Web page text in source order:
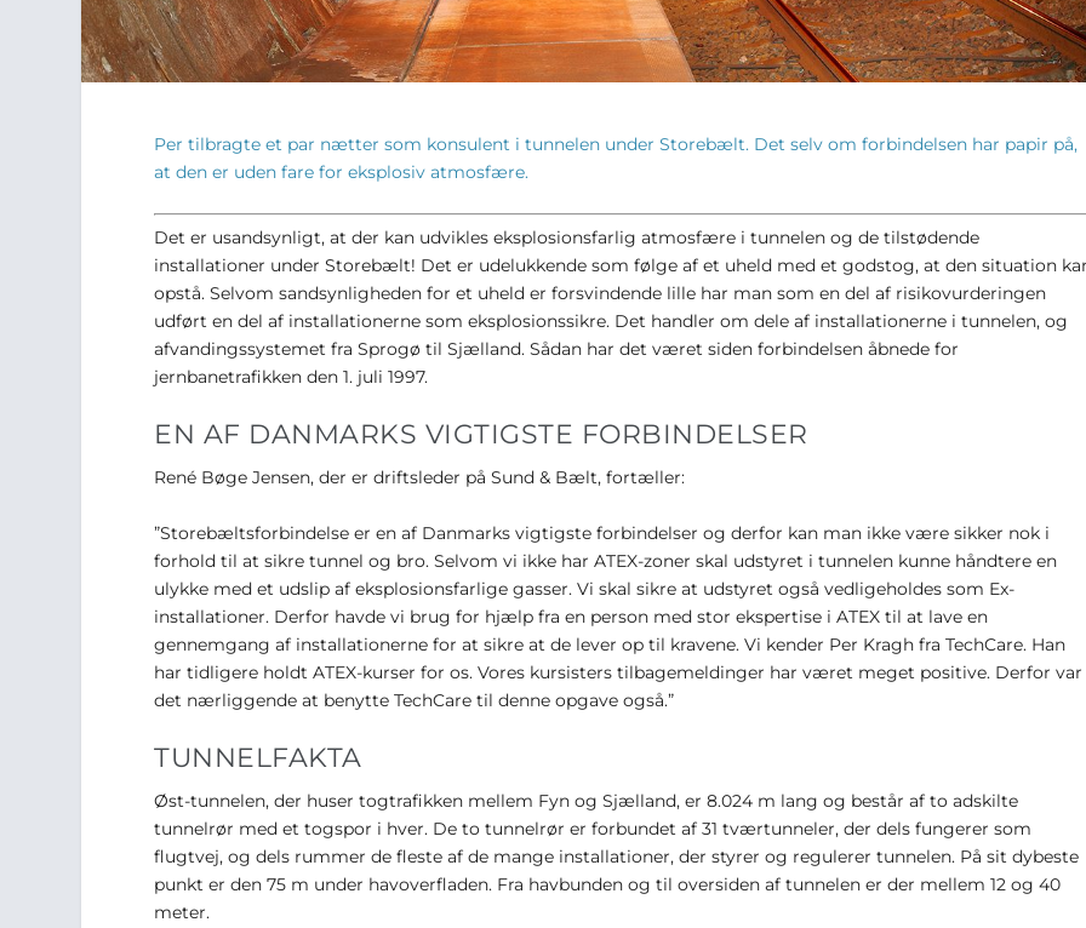
Per tilbragte et par nætter som konsulent i tunnelen under Storebælt. Det selv om forbindelsen har papir på,
at den er uden fare for eksplosiv atmosfære.
Det er usandsynligt, at der kan udvikles eksplosionsfarlig atmosfære i tunnelen og de tilstødende
installationer under Storebælt! Det er udelukkende som følge af et uheld med et godstog, at den situation
opstå. Selvom sandsynligheden for et uheld er forsvindende lille har man som en del af risikovurderingen
udført en del af installationerne som eksplosionssikre. Det handler om dele af installationerne i tunnelen, og
afvandingssystemet fra Sprogø til Sjælland. Sådan har det været siden forbindelsen åbnede for
jernbanetrafikken den 1. juli 1997.
EN AF DANMARKS VIGTIGSTE FORBINDELSER
René Bøge Jensen, der er driftsleder på Sund & Bælt, fortæller:
”Storebæltsforbindelse er en af Danmarks vigtigste forbindelser og derfor kan man ikke være sikker nok i
forhold til at sikre tunnel og bro. Selvom vi ikke har ATEX-zoner skal udstyret i tunnelen kunne håndtere en
ulykke med et udslip af eksplosionsfarlige gasser. Vi skal sikre at udstyret også vedligeholdes som Ex-
installationer. Derfor havde vi brug for hjælp fra en person med stor ekspertise i ATEX til at lave en
gennemgang af installationerne for at sikre at de lever op til kravene. Vi kender Per Kragh fra TechCare. Han
har tidligere holdt ATEX-kurser for os. Vores kursisters tilbagemeldinger har været meget positive. Derfor var
det nærliggende at benytte TechCare til denne opgave også.”
TUNNELFAKTA
Øst-tunnelen, der huser togtrafikken mellem Fyn og Sjælland, er 8.024 m lang og består af to adskilte
tunnelrør med et togspor i hver. De to tunnelrør er forbundet af 31 tværtunneler, der dels fungerer som
flugtvej, og dels rummer de fleste af de mange installationer, der styrer og regulerer tunnelen. På sit dybeste
punkt er den 75 m under havoverfladen. Fra havbunden og til oversiden af tunnelen er der mellem 12 og 40
meter.